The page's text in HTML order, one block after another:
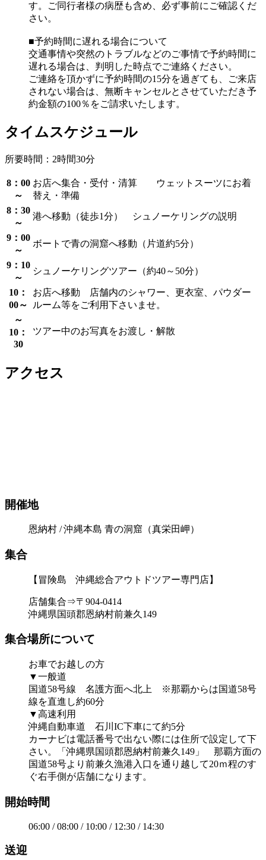
す。ご同行者様の病歴も含め、必ず事前にご確認くだ
さい。
■予約時間に遅れる場合について
交通事情や突然のトラブルなどのご事情で予約時間に
遅れる場合は、判明した時点でご連絡ください。
ご連絡を頂かずに予約時間の15分を過ぎても、ご来店
されない場合は、無断キャンセルとさせていただき予
約金額の100％をご請求いたします。
タイムスケジュール
所要時間：2時間30分
8：00
～
お店へ集合・受付・清算 ウェットスーツにお着
替え・準備
8：30
～
港へ移動（徒歩1分） シュノーケリングの説明
9：00
～
ボートで青の洞窟へ移動（片道約5分）
9：10
～
シュノーケリングツアー（約40～50分）
10：
00～
お店へ移動 店舗内のシャワー、更衣室、パウダー
ルーム等をご利用下さいませ。
～
10：
30
ツアー中のお写真をお渡し・解散
アクセス
開催地
恩納村 / 沖縄本島 青の洞窟（真栄田岬）
集合
【冒険島 沖縄総合アウトドツアー専門店】
店舗集合⇒〒904-0414
沖縄県国頭郡恩納村前兼久149
集合場所について
お車でお越しの方
▼一般道
国道58号線 名護方面へ北上 ※那覇からは国道58号
線を直進し約60分
▼高速利用
沖縄自動車道 石川IC下車にて約5分
カーナビは電話番号で出ない際には住所で設定して下
さい。「沖縄県国頭郡恩納村前兼久149」 那覇方面の
国道58号より前兼久漁港入口を通り越して20ｍ程のす
ぐ右手側が店舗になります。
開始時間
06:00 / 08:00 / 10:00 / 12:30 / 14:30
送迎